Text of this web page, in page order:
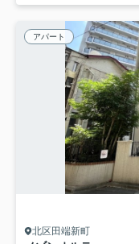
アパート
北区田端新町